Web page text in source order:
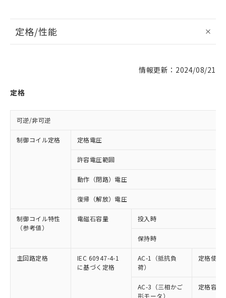
定格/性能
情報更新：2024/08/21
定格
可逆/非可逆
制御コイル定格 定格電圧
許容電圧範囲
動作（閉路）電圧
復帰（解放）電圧
制御コイル特性
（参考値）
電磁石容量 投入時
保持時
主回路定格
IEC 60947-4-1
に基づく定格
AC-1（抵抗負
荷）
定格使用
AC-3（三相かご
形モータ）
定格容量